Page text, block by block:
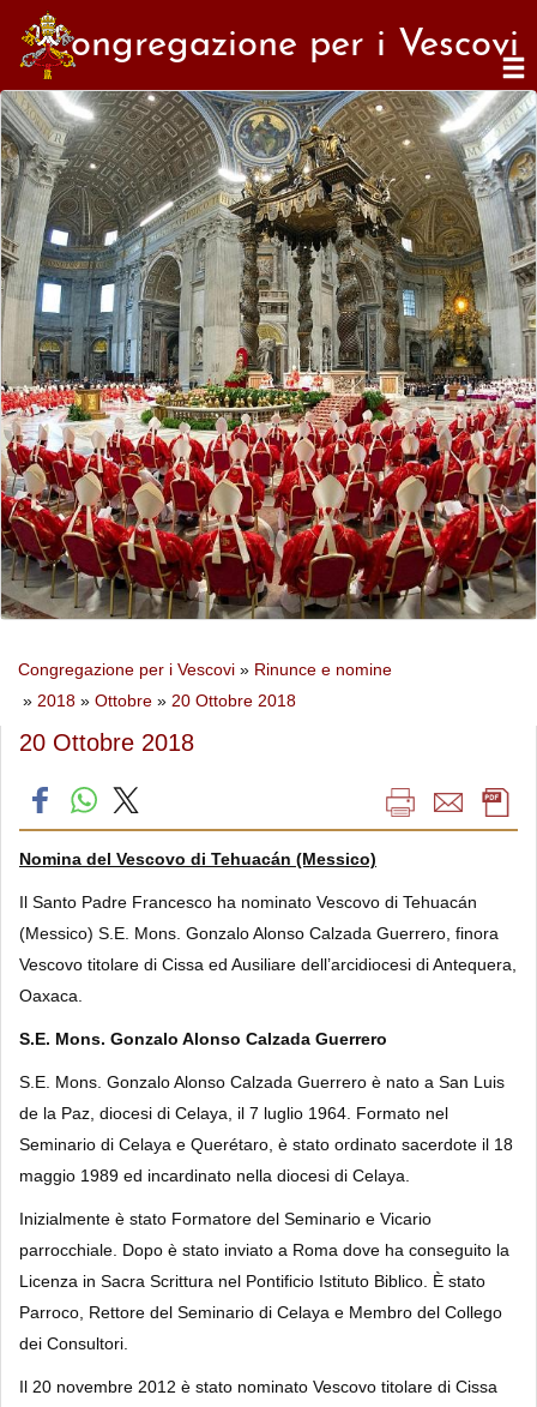
Congregazione per i Vescovi
Congregazione per i Vescovi » Rinunce e nomine
» 2018 » Ottobre » 20 Ottobre 2018
20 Ottobre 2018
Nomina del Vescovo di Tehuacán (Messico)
Il Santo Padre Francesco ha nominato Vescovo di Tehuacán
(Messico) S.E. Mons. Gonzalo Alonso Calzada Guerrero, finora
Vescovo titolare di Cissa ed Ausiliare dell’arcidiocesi di Antequera,
Oaxaca.
S.E. Mons. Gonzalo Alonso Calzada Guerrero
S.E. Mons. Gonzalo Alonso Calzada Guerrero è nato a San Luis
de la Paz, diocesi di Celaya, il 7 luglio 1964. Formato nel
Seminario di Celaya e Querétaro, è stato ordinato sacerdote il 18
maggio 1989 ed incardinato nella diocesi di Celaya.
Inizialmente è stato Formatore del Seminario e Vicario
parrocchiale. Dopo è stato inviato a Roma dove ha conseguito la
Licenza in Sacra Scrittura nel Pontificio Istituto Biblico. È stato
Parroco, Rettore del Seminario di Celaya e Membro del Collego
dei Consultori.
Il 20 novembre 2012 è stato nominato Vescovo titolare di Cissa